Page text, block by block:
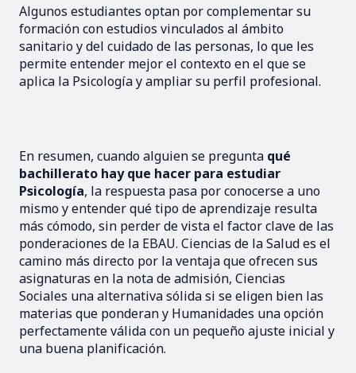
Algunos estudiantes optan por complementar su
formación con estudios vinculados al ámbito
sanitario y del cuidado de las personas, lo que les
permite entender mejor el contexto en el que se
aplica la Psicología y ampliar su perfil profesional.
En resumen, cuando alguien se pregunta qué
bachillerato hay que hacer para estudiar
Psicología, la respuesta pasa por conocerse a uno
mismo y entender qué tipo de aprendizaje resulta
más cómodo, sin perder de vista el factor clave de las
ponderaciones de la EBAU. Ciencias de la Salud es el
camino más directo por la ventaja que ofrecen sus
asignaturas en la nota de admisión, Ciencias
Sociales una alternativa sólida si se eligen bien las
materias que ponderan y Humanidades una opción
perfectamente válida con un pequeño ajuste inicial y
una buena planificación.